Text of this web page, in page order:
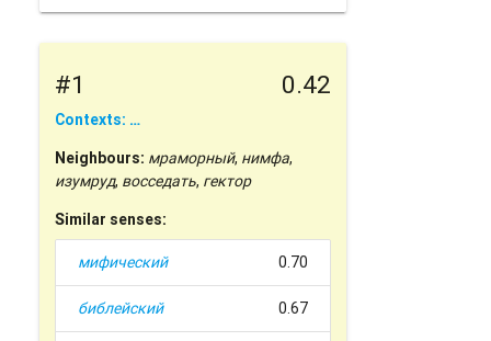
#1 0.42
Contexts: …
Neighbours: мраморный, нимфа,
изумруд, восседать, гектор
Similar senses:
мифический 0.70
библейский 0.67